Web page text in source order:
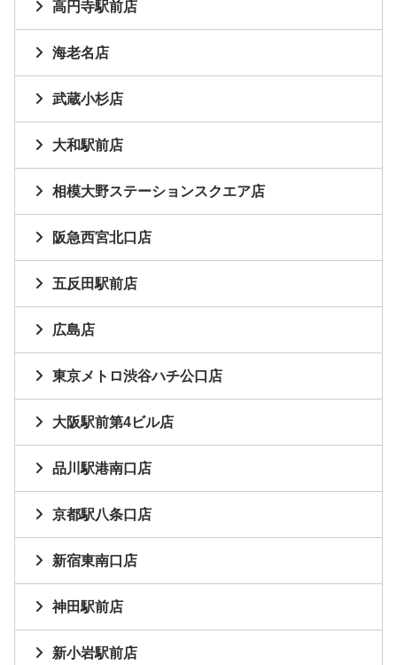
高円寺駅前店
海老名店
武蔵小杉店
大和駅前店
相模大野ステーションスクエア店
阪急西宮北口店
五反田駅前店
広島店
東京メトロ渋谷ハチ公口店
大阪駅前第4ビル店
品川駅港南口店
京都駅八条口店
新宿東南口店
神田駅前店
新小岩駅前店